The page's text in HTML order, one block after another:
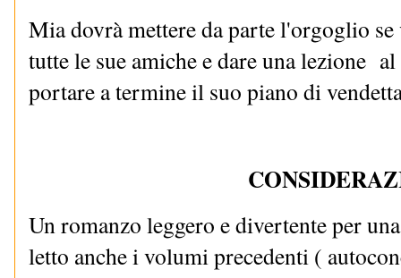
Mia dovrà mettere da parte l'orgoglio
tutte le sue amiche e dare una lezione
portare a termine il suo piano di
Un romanzo leggero e divertente per
letto anche i volumi precedenti (